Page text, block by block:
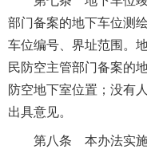
部门备案的地下车位测
车位编号、界址范围。
民防空主管部门备案的
防空地下室位置；没有
出具意见。
第八条 本办法实